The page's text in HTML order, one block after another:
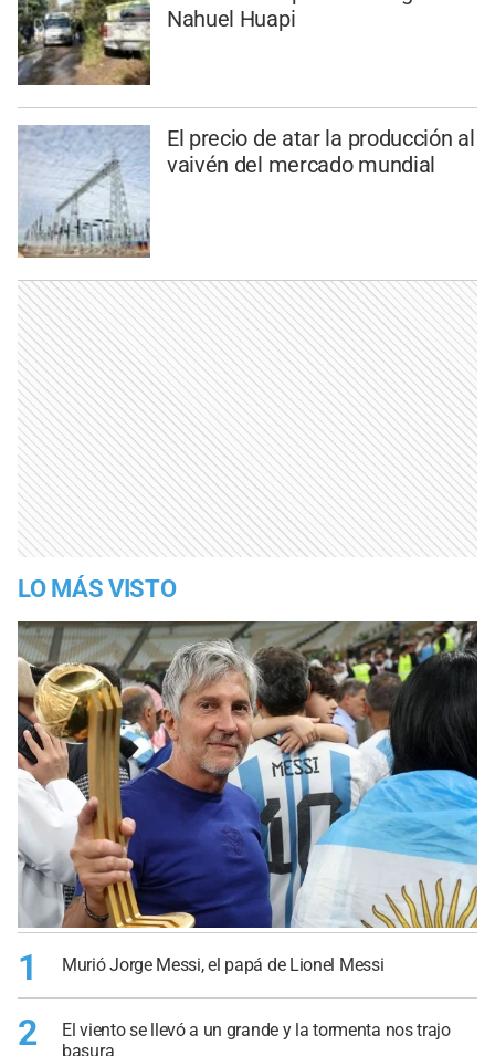
Nahuel Huapi
El precio de atar la producción al
vaivén del mercado mundial
LO MÁS VISTO
1 Murió Jorge Messi, el papá de Lionel Messi
2
El viento se llevó a un grande y la tormenta nos trajo
basura